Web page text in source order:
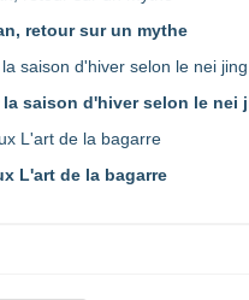
retour sur un mythe
saison d'hiver selon le nei
L'art de la bagarre